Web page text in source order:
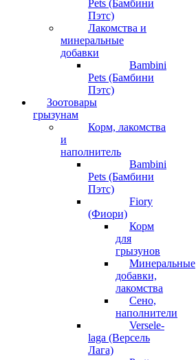
Pets (Бамбини
Пэтс)
Лакомства и
минеральные
добавки
Bambini
Pets (Бамбини
Пэтс)
Зоотовары
грызунам
Корм, лакомства
и
наполнитель
Bambini
Pets (Бамбини
Пэтс)
Fiory
(Фиори)
Корм
для
грызунов
Минеральные
добавки,
лакомства
Сено,
наполнители
Versele-
laga (Версель
Лага)